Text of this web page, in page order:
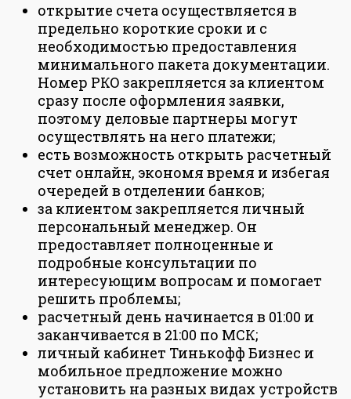
открытие счета осуществляется в
предельно короткие сроки и с
необходимостью предоставления
минимального пакета документации.
Номер РКО закрепляется за клиентом
сразу после оформления заявки,
поэтому деловые партнеры могут
осуществлять на него платежи;
есть возможность открыть расчетный
счет онлайн, экономя время и избегая
очередей в отделении банков;
за клиентом закрепляется личный
персональный менеджер. Он
предоставляет полноценные и
подробные консультации по
интересующим вопросам и помогает
решить проблемы;
расчетный день начинается в 01:00 и
заканчивается в 21:00 по МСК;
личный кабинет Тинькофф Бизнес и
мобильное предложение можно
установить на разных видах устройств